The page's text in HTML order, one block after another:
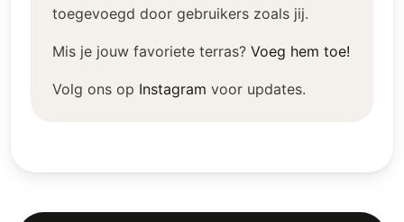
toegevoegd door gebruikers zoals jij.
Mis je jouw favoriete terras? Voeg hem toe!
Volg ons op Instagram voor updates.